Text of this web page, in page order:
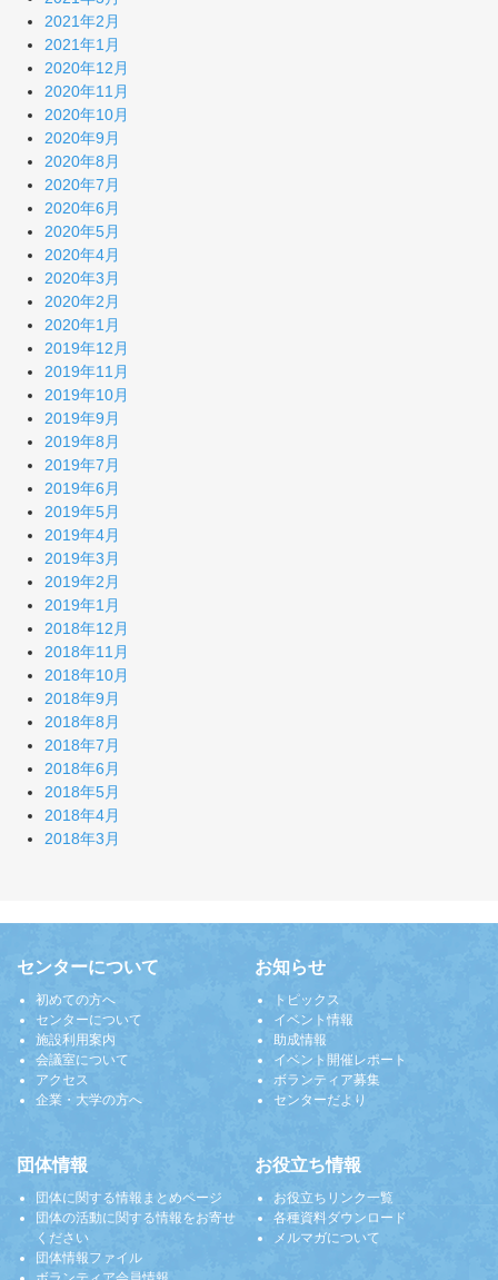
2021年2月
2021年1月
2020年12月
2020年11月
2020年10月
2020年9月
2020年8月
2020年7月
2020年6月
2020年5月
2020年4月
2020年3月
2020年2月
2020年1月
2019年12月
2019年11月
2019年10月
2019年9月
2019年8月
2019年7月
2019年6月
2019年5月
2019年4月
2019年3月
2019年2月
2019年1月
2018年12月
2018年11月
2018年10月
2018年9月
2018年8月
2018年7月
2018年6月
2018年5月
2018年4月
2018年3月
センターについて
初めての方へ
センターについて
施設利用案内
会議室について
アクセス
企業・大学の方へ
お知らせ
トピックス
イベント情報
助成情報
イベント開催レポート
ボランティア募集
センターだより
団体情報
団体に関する情報まとめページ
団体の活動に関する情報をお寄せ
ください
団体情報ファイル
お役立ち情報
お役立ちリンク一覧
各種資料ダウンロード
メルマガについて